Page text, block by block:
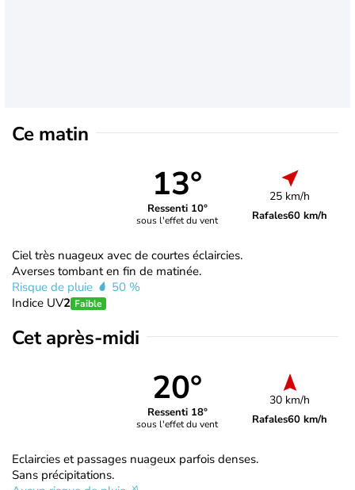
Ce matin
13°
Ressenti 10°
sous l'effet du vent
25 km/h
Rafales60 km/h
Ciel très nuageux avec de courtes éclaircies.
Averses tombant en fin de matinée.
Risque de pluie
50 %
Indice UV2 Faible
Cet après-midi
20°
Ressenti 18°
sous l'effet du vent
30 km/h
Rafales60 km/h
Eclaircies et passages nuageux parfois denses.
Sans précipitations.